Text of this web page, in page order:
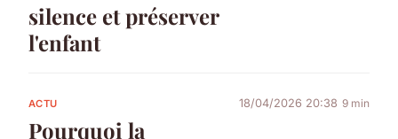
silence et préserver
l'enfant
ACTU
Pourquoi la
18/04/2026 20:38 9 min